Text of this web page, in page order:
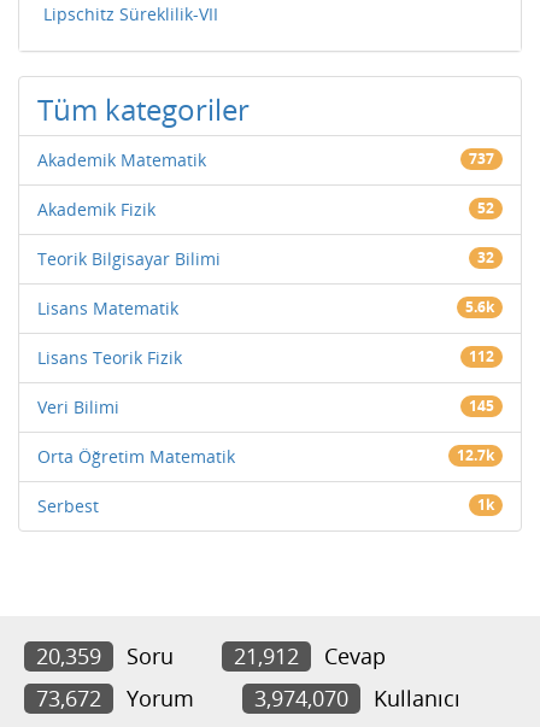
Lipschitz Süreklilik-VII
Tüm kategoriler
Akademik Matematik 737
Akademik Fizik 52
Teorik Bilgisayar Bilimi 32
Lisans Matematik 5.6k
Lisans Teorik Fizik 112
Veri Bilimi 145
Orta Öğretim Matematik 12.7k
Serbest 1k
20,359 Soru 21,912
Cevap
73,672
Yorum 3,974,070 Kullanıcı